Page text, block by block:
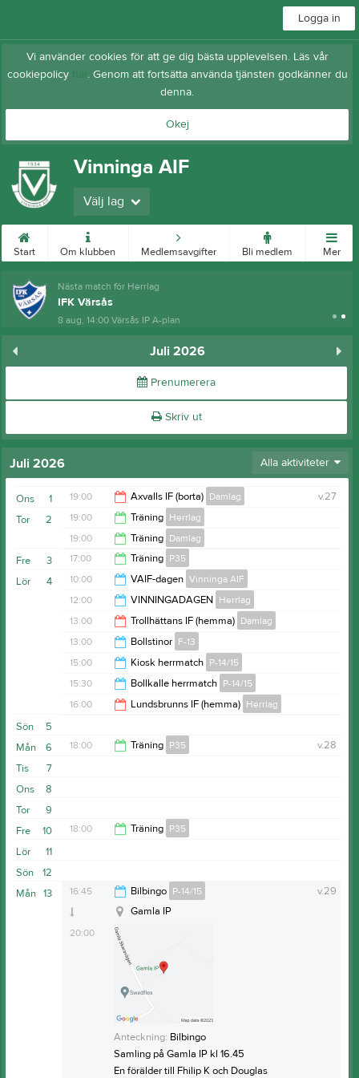
Logga in
Vi använder cookies för att ge dig bästa upplevelsen. Läs vår
cookiepolicy
. Genom att fortsätta använda tjänsten godkänner du
denna.
Okej
Vinninga AIF
Välj lag
Start Om klubben Medlemsavgifter Bli medlem Mer
Nästa match för Herrlag
IFK Värsås
8 aug, 14:00Värsås IP A-plan
Juli 2026
Prenumerera
Skriv ut
Juli 2026 Alla aktiviteter
1
Ons v.27
19:00 Axvalls IF (borta) Damlag
21:00
2
Tor 19:00 Träning Herrlag
20:45
19:00 Träning Damlag
20:30
3
Fre 17:00 Träning P35
18:30
4
Lör 10:00 VAIF-dagen Vinninga AIF
18:00
12:00 VINNINGADAGEN Herrlag
16:00
13:00 Trollhättans IF (hemma) Damlag
15:00
13:00 Bollstinor F-13
15:30
15:00 Kiosk herrmatch P-14/15
18:00
15:30 Bollkalle herrmatch P-14/15
16:00 Lundsbrunns IF (hemma) Herrlag
18:00
5
Sön
6
Mån v.28
18:00 Träning P35
7
Tis
8
Ons
9
Tor
10
Fre 18:00 Träning P35
11
Lör
12
Sön
13
Mån v.29
16:45 Bilbingo P-14/15
20:00
Gamla IP
Anteckning: Bilbingo
Samling på Gamla IP kl 16.45
En förälder till Fhilip K och Douglas